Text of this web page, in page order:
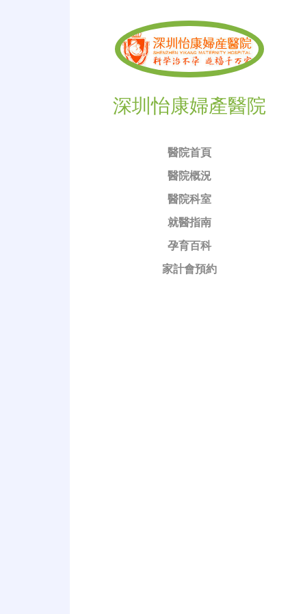
深圳怡康婦產醫院
醫院首頁
醫院概況
醫院科室
就醫指南
孕育百科
家計會預約